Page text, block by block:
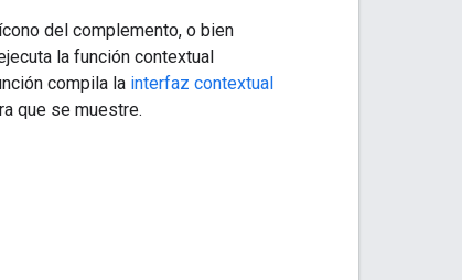
del complemento, o bien
la función contextual
compila la interfaz contextual
que se muestre.